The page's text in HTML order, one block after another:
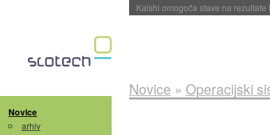
Sandisk že prodal več kot
Novice
arhiv
Novice » Operacijski